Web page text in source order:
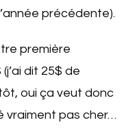
précédente).
première
dit 25$ de
oui ça veut donc
vraiment pas cher…